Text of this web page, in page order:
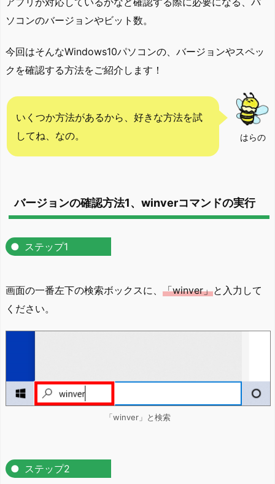
ソコンのバージョンやビット数。
今回はそんなWindows10パソコンの、バージョンやスペッ
クを確認する方法をご紹介します！
はらの
いくつか方法があるから、好きな方法を試
してね、なの。
バージョンの確認方法1、winverコマンドの実行
ステップ1
画面の一番左下の検索ボックスに、 「winver」と入力して
ください。
「winver」と検索
ステップ2